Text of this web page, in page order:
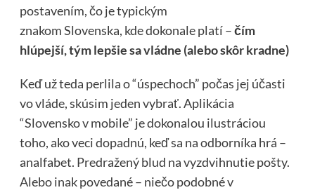
postavením, čo je typickým
znakom Slovenska, kde dokonale platí –čím
hlúpejší, tým lepšie sa vládne (alebo skôr kradne)
Keď už teda perlila o “úspechoch” počas jej účasti
vo vláde, skúsim jeden vybrať. Aplikácia
“Slovensko v mobile” je dokonalou ilustráciou
toho, ako veci dopadnú, keď sa na odborníka hrá –
analfabet. Predražený blud na vyzdvihnutie pošty.
Alebo inak povedané – niečo podobné v